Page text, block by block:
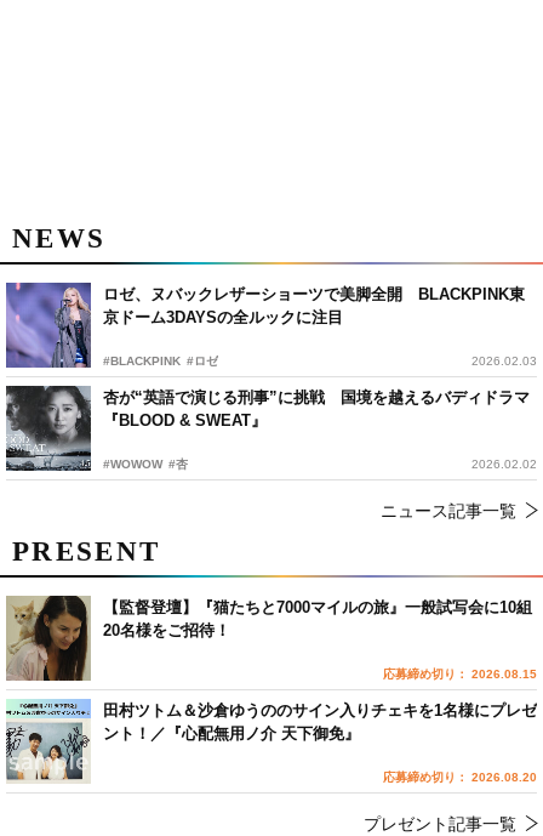
NEWS
ロゼ、ヌバックレザーショーツで美脚全開 BLACKPINK東
京ドーム3DAYSの全ルックに注目
#BLACKPINK #ロゼ 2026.02.03
杏が“英語で演じる刑事”に挑戦 国境を越えるバディドラマ
『BLOOD & SWEAT』
#WOWOW #杏 2026.02.02
ニュース記事一覧
PRESENT
【監督登壇】『猫たちと7000マイルの旅』一般試写会に10組
20名様をご招待！
応募締め切り： 2026.08.15
田村ツトム＆沙倉ゆうののサイン入りチェキを1名様にプレゼ
ント！／『心配無用ノ介 天下御免』
応募締め切り： 2026.08.20
プレゼント記事一覧